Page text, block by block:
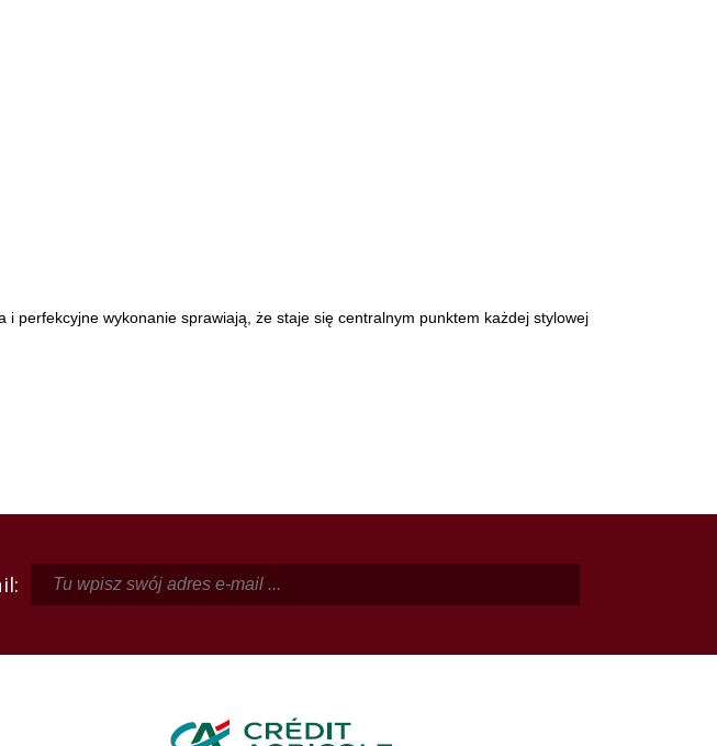
perfekcyjne wykonanie sprawiają, że staje się centralnym punktem każdej stylowej